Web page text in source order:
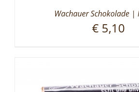
Wachauer Schokolade |
€ 5,10